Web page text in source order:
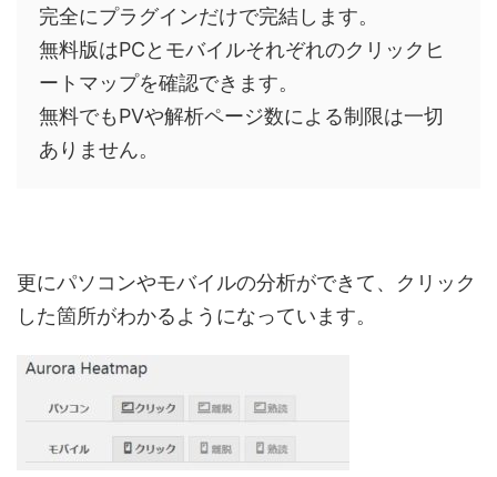
完全にプラグインだけで完結します。
無料版はPCとモバイルそれぞれのクリックヒ
ートマップを確認できます。
無料でもPVや解析ページ数による制限は一切
ありません。
更にパソコンやモバイルの分析ができて、クリック
した箇所がわかるようになっています。